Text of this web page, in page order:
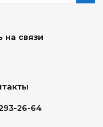
на связи
26-64